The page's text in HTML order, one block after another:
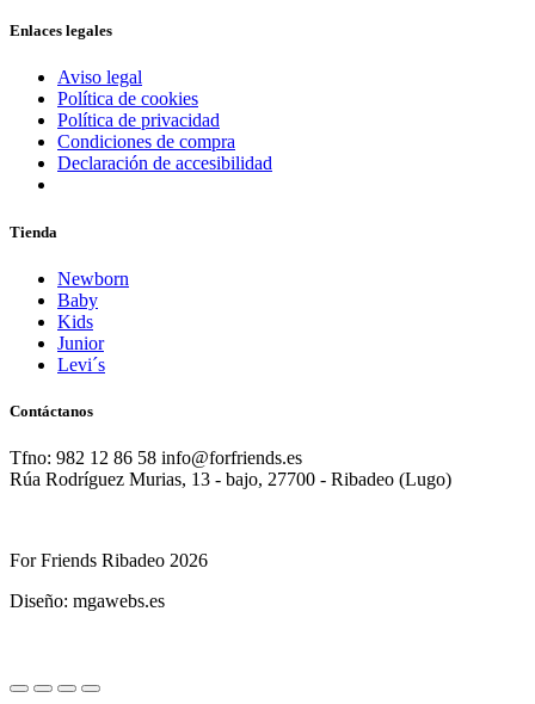
Enlaces legales
Aviso legal
Política de cookies
Política de privacidad
Condiciones de compra
Declaración de accesibilidad
Tienda
Newborn
Baby
Kids
Junior
Levi´s
Contáctanos
Tfno: 982 12 86 58 info@forfriends.es
Rúa Rodríguez Murias, 13 - bajo, 27700 - Ribadeo (Lugo)
For Friends Ribadeo 2026
Diseño: mgawebs.es